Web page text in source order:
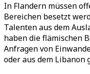
In Flandern müssen
Bereichen besetzt
Talenten aus dem
haben die flämischen
Anfragen von
oder aus dem Libanon